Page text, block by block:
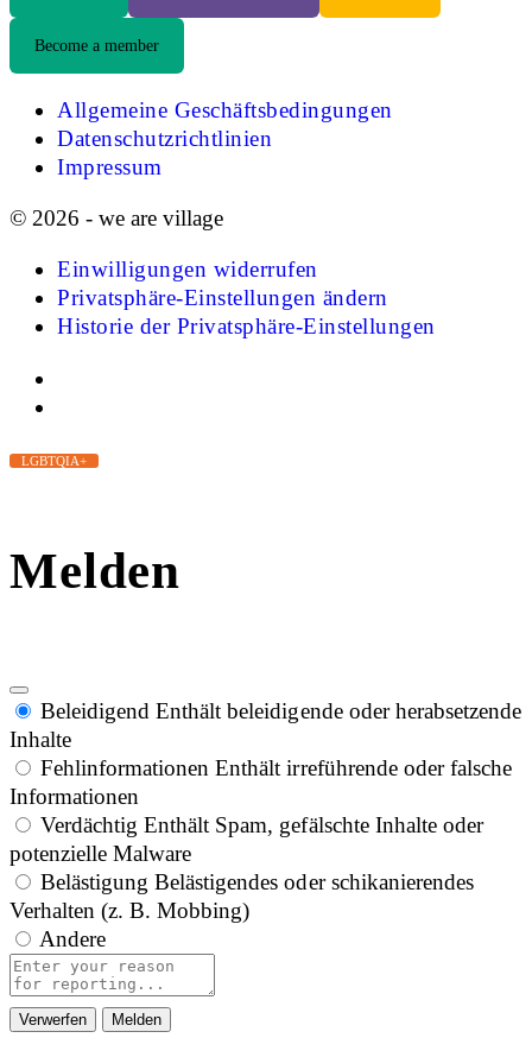
Become a member
Allgemeine Geschäftsbedingungen
Datenschutzrichtlinien
Impressum
© 2026 - we are village
Einwilligungen widerrufen
Privatsphäre-Einstellungen ändern
Historie der Privatsphäre-Einstellungen
LGBTQIA+
Melden
Beleidigend Enthält beleidigende oder herabsetzende
Inhalte
Fehlinformationen Enthält irreführende oder falsche
Informationen
Verdächtig Enthält Spam, gefälschte Inhalte oder
potenzielle Malware
Belästigung Belästigendes oder schikanierendes
Verhalten (z. B. Mobbing)
Andere
Report
note
Melden